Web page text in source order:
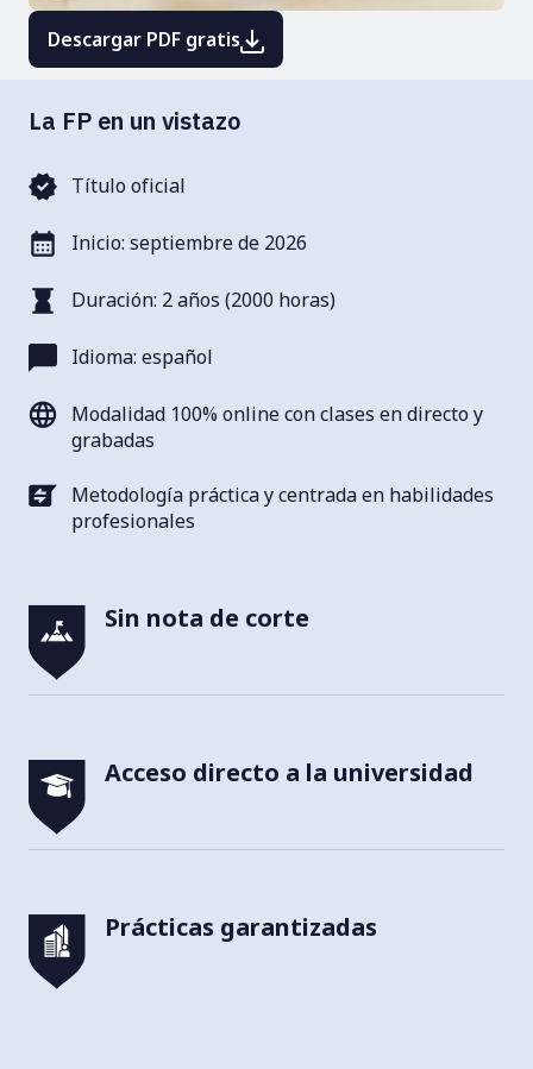
Descargar PDF gratis
La FP en un vistazo
Título oficial
Inicio: septiembre de 2026
Duración: 2 años (2000 horas)
Idioma: español
Modalidad 100% online con clases en directo y
grabadas
Metodología práctica y centrada en habilidades
profesionales
Sin nota de corte
Acceso directo a la universidad
Prácticas garantizadas